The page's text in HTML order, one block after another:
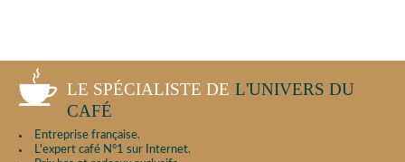
LE SPÉCIALISTE DE L'UNIVERS DU
CAFÉ
Entreprise française.
L'expert café N°1 sur Internet.